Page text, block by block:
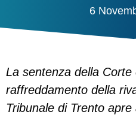
6
La sentenza della Corte
raffreddamento della
Tribunale di Trento